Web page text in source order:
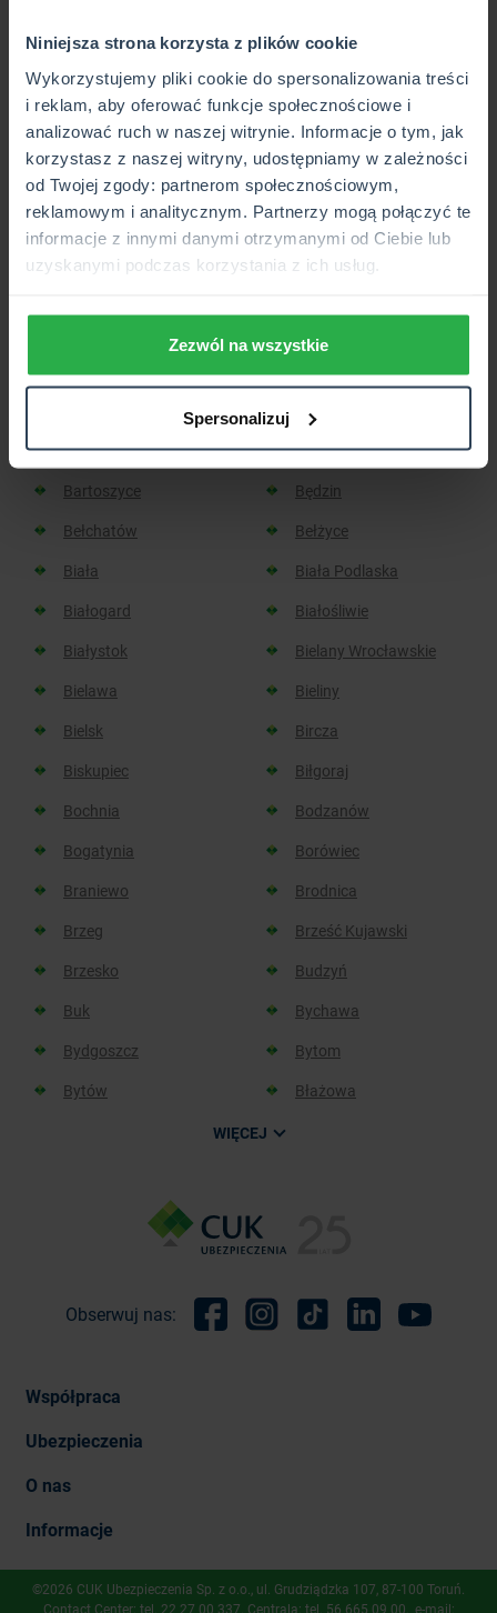
Niniejsza strona korzysta z plików cookie
Wykorzystujemy pliki cookie do spersonalizowania treści
i reklam, aby oferować funkcje społecznościowe i
analizować ruch w naszej witrynie. Informacje o tym, jak
korzystasz z naszej witryny, udostępniamy w zależności
od Twojej zgody: partnerom społecznościowym,
reklamowym i analitycznym. Partnerzy mogą połączyć te
informacje z innymi danymi otrzymanymi od Ciebie lub
uzyskanymi podczas korzystania z ich usług.
Zezwól na wszystkie
Spersonalizuj
i kupisz wybrane produkty z pełnej oferty CUK.
Wkrótce otwarcie
Placówka lub Punkt Partnerski CUK Ubezpieczenia,
który wkrótce będzie otwarty.
Sprawdź, w jakich miastach
znajdziesz placówkę CUK:
Aleksandrów Kujawski
Aleksandrów Łódzki
Baborów
Barlinek
Bartoszyce
Będzin
Bełchatów
Bełżyce
Biała
Biała Podlaska
Białogard
Białośliwie
Białystok
Bielany Wrocławskie
Bielawa
Bieliny
Bielsk
Bircza
Biskupiec
Biłgoraj
Bochnia
Bodzanów
Bogatynia
Borówiec
Braniewo
Brodnica
Brzeg
Brześć Kujawski
Brzesko
Budzyń
Buk
Bychawa
Bydgoszcz
Bytom
Bytów
Błażowa
WIĘCEJ
Obserwuj nas:
Współpraca
Ubezpieczenia
O nas
Informacje
©2026 CUK Ubezpieczenia Sp. z o.o., ​ul. Grudziądzka 107, 87-100 Toruń.
Contact Center: tel. 22 27 00 337 . Centrala: tel. 56 665 09 00 , e-mail: